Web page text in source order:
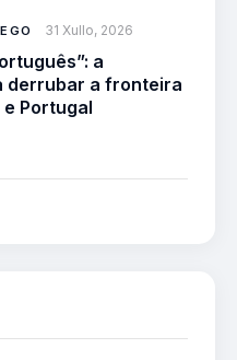
31 Xullo, 2026
a
derrubar a fronteira
Portugal